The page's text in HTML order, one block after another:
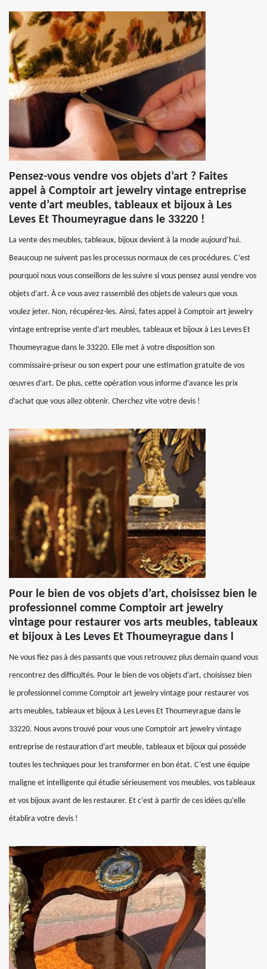
Pensez-vous vendre vos objets d’art ? Faites
appel à Comptoir art jewelry vintage entreprise
vente d’art meubles, tableaux et bijoux à Les
Leves Et Thoumeyrague dans le 33220 !
La vente des meubles, tableaux, bijoux devient à la mode aujourd’hui.
Beaucoup ne suivent pas les processus normaux de ces procédures. C’est
pourquoi nous vous conseillons de les suivre si vous pensez aussi vendre vos
objets d’art. À ce vous avez rassemblé des objets de valeurs que vous
voulez jeter. Non, récupérez-les. Ainsi, fates appel à Comptoir art jewelry
vintage entreprise vente d’art meubles, tableaux et bijoux à Les Leves Et
Thoumeyrague dans le 33220. Elle met à votre disposition son
commissaire-priseur ou son expert pour une estimation gratuite de vos
œuvres d’art. De plus, cette opération vous informe d’avance les prix
d’achat que vous allez obtenir. Cherchez vite votre devis !
Pour le bien de vos objets d’art, choisissez bien le
professionnel comme Comptoir art jewelry
vintage pour restaurer vos arts meubles, tableaux
et bijoux à Les Leves Et Thoumeyrague dans l
Ne vous fiez pas à des passants que vous retrouvez plus demain quand vous
rencontrez des difficultés. Pour le bien de vos objets d’art, choisissez bien
le professionnel comme Comptoir art jewelry vintage pour restaurer vos
arts meubles, tableaux et bijoux à Les Leves Et Thoumeyrague dans le
33220. Nous avons trouvé pour vous une Comptoir art jewelry vintage
entreprise de restauration d’art meuble, tableaux et bijoux qui possède
toutes les techniques pour les transformer en bon état. C’est une équipe
maligne et intelligente qui étudie sérieusement vos meubles, vos tableaux
et vos bijoux avant de les restaurer. Et c’est à partir de ces idées qu’elle
établira votre devis !